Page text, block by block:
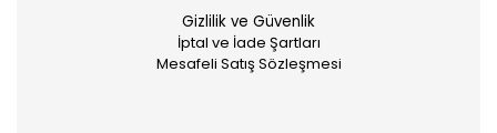
Gizlilik ve Güvenlik
İptal ve İade Şartları
Mesafeli Satış Sözleşmesi